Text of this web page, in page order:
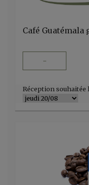
Café
-
Réception souhaitée